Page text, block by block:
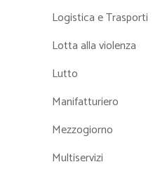
Logistica e Trasporti
Lotta alla violenza
Lutto
Manifatturiero
Mezzogiorno
Multiservizi